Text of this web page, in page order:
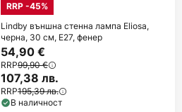
RRP -45%
Lindby външна стенна лампа Eliosa,
черна, 30 см, E27, фенер
54,90 €
RRP99,90 €
107,38 лв.
RRP195,39 лв.
В наличност